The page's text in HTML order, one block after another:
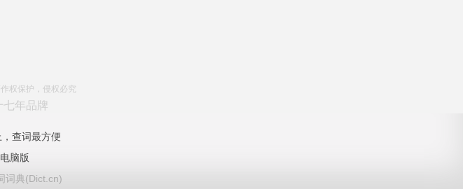
权保护，侵权必究
七年品牌
查词最方便
电脑版
词典(Dict.cn)